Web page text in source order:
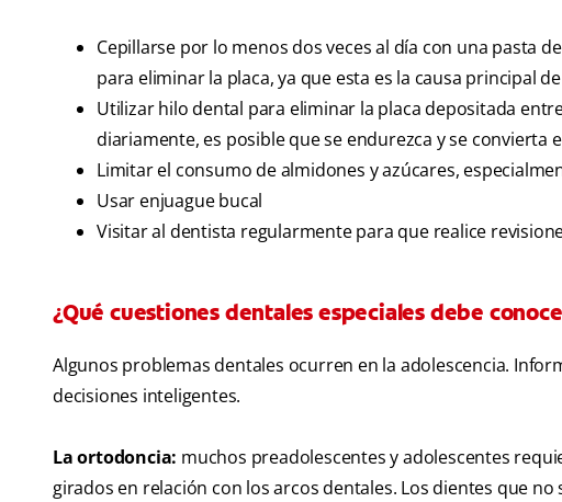
Cepillarse por lo menos dos veces al día con una pasta
para eliminar la placa, ya que esta es la causa principal
Utilizar hilo dental para eliminar la placa depositada
diariamente, es posible que se endurezca y se
Limitar el consumo de almidones y azúcares,
Usar enjuague bucal
Visitar al dentista regularmente para que realice
¿Qué cuestiones dentales especiales debe
Algunos problemas dentales ocurren en la adolescencia.
decisiones inteligentes.
La ortodoncia: muchos preadolescentes y adolescentes
girados en relación con los arcos dentales. Los dientes que